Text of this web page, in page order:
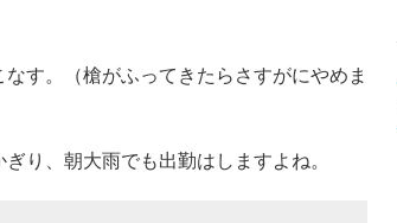
す。（槍がふってきたらさすがにやめま
り、朝大雨でも出勤はしますよね。